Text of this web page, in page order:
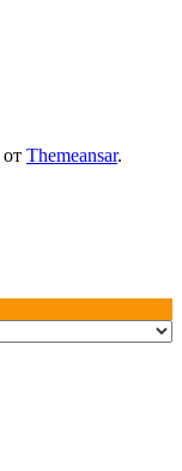
от Themeansar.